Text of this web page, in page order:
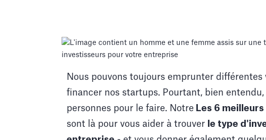
Nous pouvons toujours emprunter
financer nos startups. Pourtant, bien
personnes pour le faire. Notre Les 6
sont là pour vous aider à trouver le type